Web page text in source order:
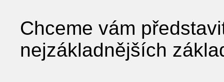
Chceme vám
nejzákladnějších